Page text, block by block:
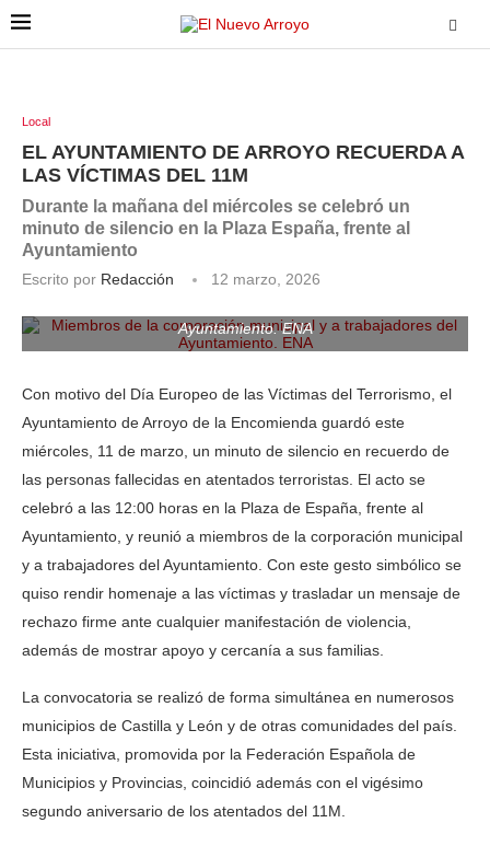
Local
EL AYUNTAMIENTO DE ARROYO RECUERDA A
LAS VÍCTIMAS DEL 11M
Durante la mañana del miércoles se celebró un
minuto de silencio en la Plaza España, frente al
Ayuntamiento
Escrito por Redacción
12 marzo, 2026
Ayuntamiento. ENA
Con motivo del Día Europeo de las Víctimas del Terrorismo, el
Ayuntamiento de Arroyo de la Encomienda guardó este
miércoles, 11 de marzo, un minuto de silencio en recuerdo de
las personas fallecidas en atentados terroristas. El acto se
celebró a las 12:00 horas en la Plaza de España, frente al
Ayuntamiento, y reunió a miembros de la corporación municipal
y a trabajadores del Ayuntamiento. Con este gesto simbólico se
quiso rendir homenaje a las víctimas y trasladar un mensaje de
rechazo firme ante cualquier manifestación de violencia,
además de mostrar apoyo y cercanía a sus familias.
La convocatoria se realizó de forma simultánea en numerosos
municipios de Castilla y León y de otras comunidades del país.
Esta iniciativa, promovida por la Federación Española de
Municipios y Provincias, coincidió además con el vigésimo
segundo aniversario de los atentados del 11M.